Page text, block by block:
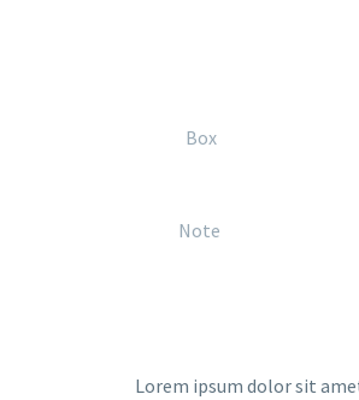
Box
Note
Lorem ipsum dolor sit